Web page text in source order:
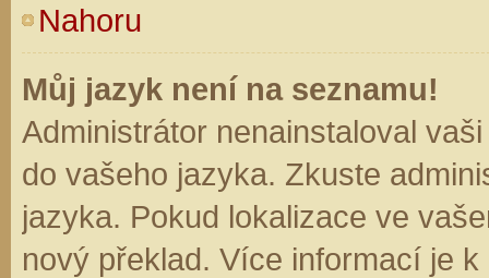
Nahoru
Můj jazyk není na seznamu!
Administrátor nenainstaloval
do vašeho jazyka. Zkuste
jazyka. Pokud lokalizace ve
nový překlad. Více informací je